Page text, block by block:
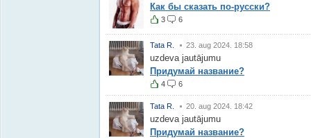
Как бы сказать по-русски?
3 6
Tata R. 23. aug 2024. 18:58
uzdeva jautājumu
Придумай название?
4 6
Tata R. 20. aug 2024. 18:42
uzdeva jautājumu
Придумай название?